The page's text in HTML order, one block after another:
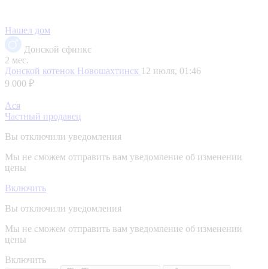
Нашел дом
Донской сфинкс
2 мес.
Донской котенок Новошахтинск 12 июля, 01:46
9 000 ₽
Ася
Частный продавец
Вы отключили уведомления
Мы не сможем отправить вам уведомление об изменении
цены
Включить
Вы отключили уведомления
Мы не сможем отправить вам уведомление об изменении
цены
Включить